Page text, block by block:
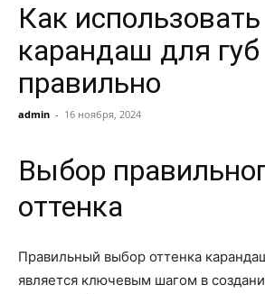
Как использовать
карандаш для губ
правильно
admin - 16 ноября, 2024
Выбор
оттенка
Правильный выбор оттенка
является ключевым шагом в